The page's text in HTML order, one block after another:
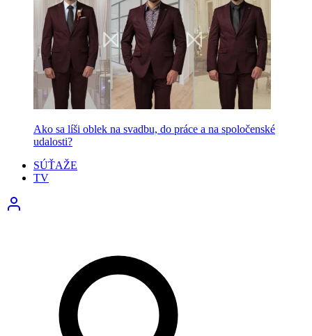
Ako sa líši oblek na svadbu, do práce a na spoločenské
udalosti?
SÚŤAŽE
TV